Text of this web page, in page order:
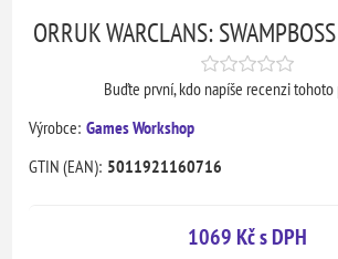
ORRUK WARCLANS:
Buďte první, kdo napíše recenzi
Výrobce: Games Workshop
GTIN (EAN): 5011921160716
1069 Kč s DPH